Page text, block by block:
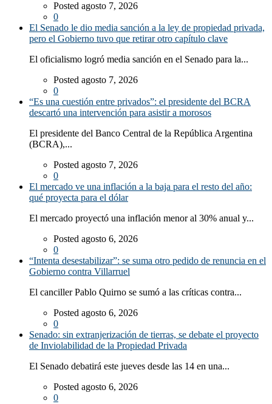
Posted agosto 7, 2026
0
El Senado le dio media sanción a la ley de propiedad privada,
pero el Gobierno tuvo que retirar otro capítulo clave
El oficialismo logró media sanción en el Senado para la...
Posted agosto 7, 2026
0
“Es una cuestión entre privados”: el presidente del BCRA
descartó una intervención para asistir a morosos
El presidente del Banco Central de la República Argentina
(BCRA),...
Posted agosto 7, 2026
0
El mercado ve una inflación a la baja para el resto del año:
qué proyecta para el dólar
El mercado proyectó una inflación menor al 30% anual y...
Posted agosto 6, 2026
0
“Intenta desestabilizar”: se suma otro pedido de renuncia en el
Gobierno contra Villarruel
El canciller Pablo Quirno se sumó a las críticas contra...
Posted agosto 6, 2026
0
Senado: sin extranjerización de tierras, se debate el proyecto
de Inviolabilidad de la Propiedad Privada
El Senado debatirá este jueves desde las 14 en una...
Posted agosto 6, 2026
0